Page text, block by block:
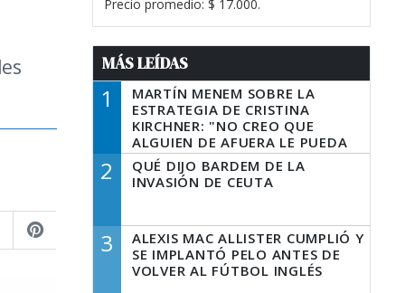
Precio promedio: $ 17.000.
MÁS LEÍDAS
1
MARTÍN MENEM SOBRE LA
ESTRATEGIA DE CRISTINA
KIRCHNER: "NO CREO QUE
ALGUIEN DE AFUERA LE PUEDA
DECIR A LA JUSTICIA LO QUE
TIENE QUE HACER"
2
QUÉ DIJO BARDEM DE LA
INVASIÓN DE CEUTA
3
ALEXIS MAC ALLISTER CUMPLIÓ Y
SE IMPLANTÓ PELO ANTES DE
VOLVER AL FÚTBOL INGLÉS